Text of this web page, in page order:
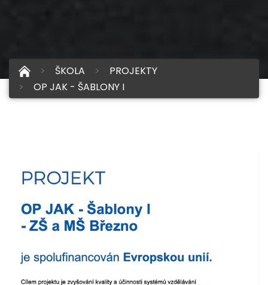
ŠKOLA
PROJEKTY
OP JAK - ŠABLONY I